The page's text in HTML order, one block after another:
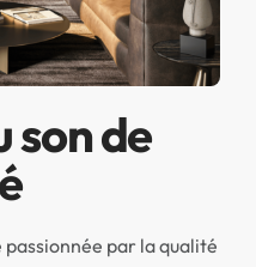
son de
par la qualité